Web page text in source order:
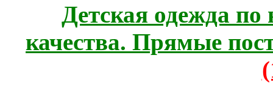
Детская одежда
качества. Прямые